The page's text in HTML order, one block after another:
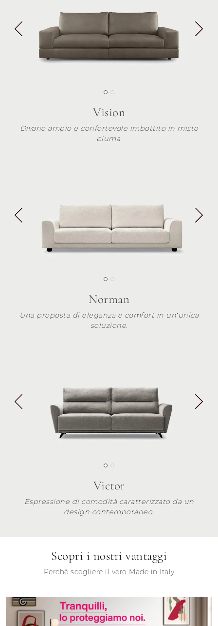
Vision
Divano ampio e confortevole imbottito in misto
piuma.
Norman
Una proposta di eleganza e comfort in un’unica
soluzione.
Victor
Espressione di comodità caratterizzato da un
design contemporaneo.
Scopri i nostri vantaggi
Perchè scegliere il vero Made in Italy